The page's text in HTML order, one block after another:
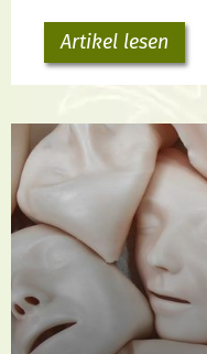
Artikel lesen